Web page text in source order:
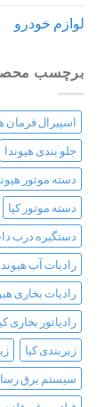
لوازم خودرو
برچسب
اسپیرال فرمان
جلو بندی هیوندا
دسته موتور
دسته موتور کیا
دستگیره درب
رادیات آب
رادیات بخاری
رادیاتور بخاری
زیربندی کیا
سیستم برق